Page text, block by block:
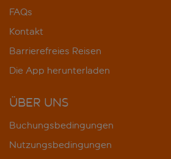
FAQs
Kontakt
Barrierefreies Reisen
Die App herunterladen
ÜBER UNS
Buchungsbedingungen
Nutzungsbedingungen